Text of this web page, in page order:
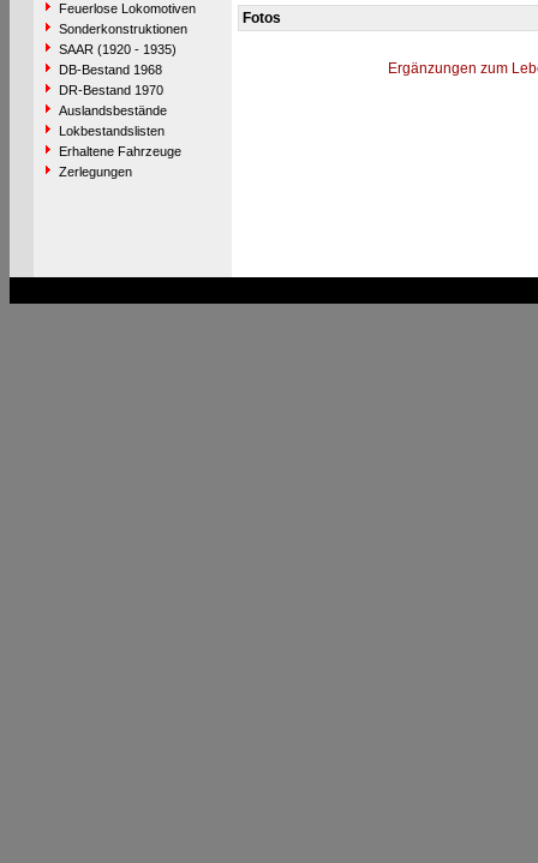
Feuerlose Lokomotiven
Sonderkonstruktionen
SAAR (1920 - 1935)
DB-Bestand 1968
DR-Bestand 1970
Auslandsbestände
Lokbestandslisten
Erhaltene Fahrzeuge
Zerlegungen
Fotos
Ergänzungen zum